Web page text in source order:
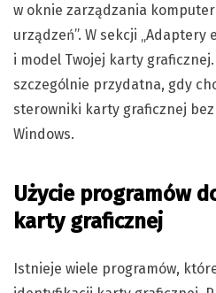
w oknie zarządzania
urządzeń”. W sekcji „Adaptery
i model Twojej karty
szczególnie przydatna, gdy
sterowniki karty graficznej
Windows.
Użycie programów
karty graficznej
Istnieje wiele programów,